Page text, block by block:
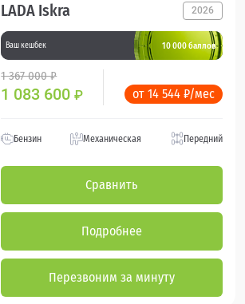
LADA Iskra 2026
Ваш кешбек 10 000 баллов
1 367 000 ₽
1 083 600₽ от 14 544 ₽/мес
Бензин Механическая Передний
Сравнить
Подробнее
Перезвоним за минуту